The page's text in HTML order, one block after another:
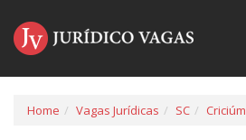
Home Vagas Jurídicas SC